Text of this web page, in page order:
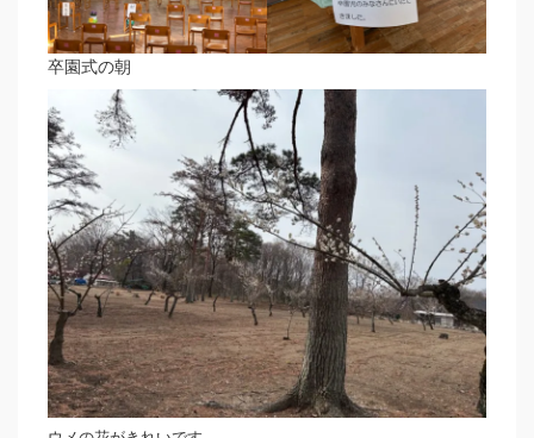
卒園式の朝